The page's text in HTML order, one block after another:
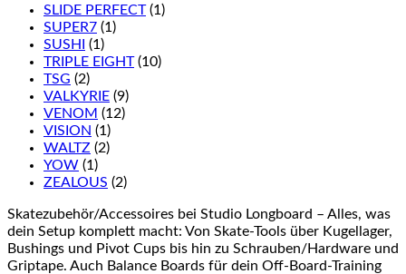
SLIDE PERFECT (1)
SUPER7 (1)
SUSHI
(1)
TRIPLE EIGHT (10)
TSG (2)
VALKYRIE (9)
VENOM (12)
VISION (1)
WALTZ (2)
YOW (1)
ZEALOUS (2)
Skatezubehör/Accessoires bei Studio Longboard – Alles, was
dein Setup komplett macht: Von Skate-Tools über Kugellager,
Bushings und Pivot Cups bis hin zu Schrauben/Hardware und
Griptape. Auch Balance Boards für dein Off-Board-Training